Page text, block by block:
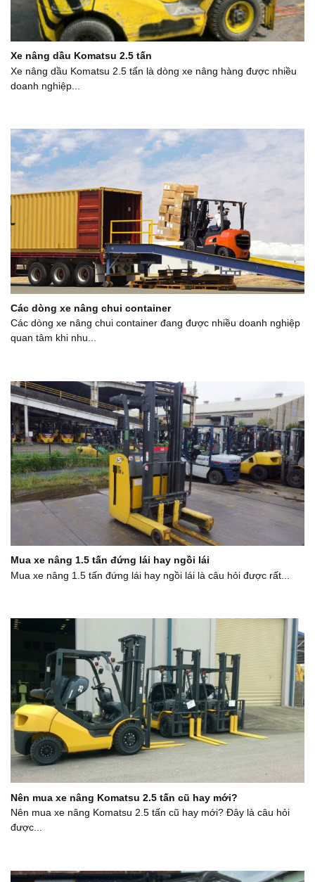
Xe nâng dầu Komatsu 2.5 tấn
Xe nâng dầu Komatsu 2.5 tấn là dòng xe nâng hàng được nhiều
doanh nghiệp...
Các dòng xe nâng chui container
Các dòng xe nâng chui container đang được nhiều doanh nghiệp
quan tâm khi nhu...
Mua xe nâng 1.5 tấn đứng lái hay ngồi lái
Mua xe nâng 1.5 tấn đứng lái hay ngồi lái là câu hỏi được rất...
Nên mua xe nâng Komatsu 2.5 tấn cũ hay mới?
Nên mua xe nâng Komatsu 2.5 tấn cũ hay mới? Đây là câu hỏi
được...